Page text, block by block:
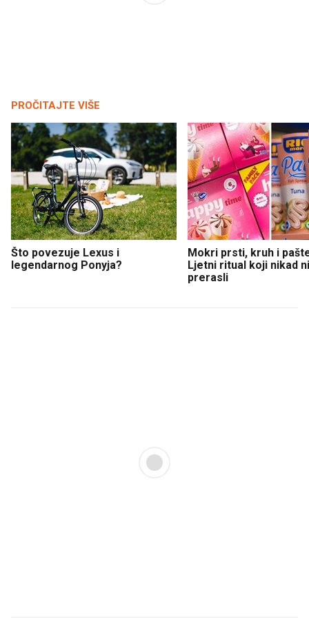
PROČITAJTE VIŠE
Što povezuje Lexus i
legendarnog Ponyja?
Mokri prsti, kruh i
Ljetni ritual koji nikad
prerasli